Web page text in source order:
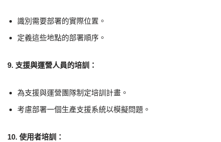
識別需要部署的實際位置。
定義這些地點的部署順序。
9. 支援與運營人員的培訓：
為支援與運營團隊制定培訓計畫。
考慮部署一個生產支援系統以模擬問題。
10. 使用者培訓：